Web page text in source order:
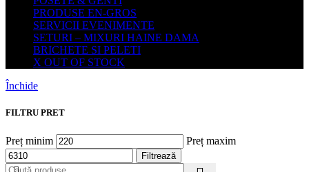
PRODUSE EN-GROS
SERVICII EVENIMENTE
SETURI – MIXURI HAINE DAMA
BRICHETE SI PELETI
X OUT OF STOCK
Închide
FILTRU PRET
Preț minim Preț maxim
Filtrează